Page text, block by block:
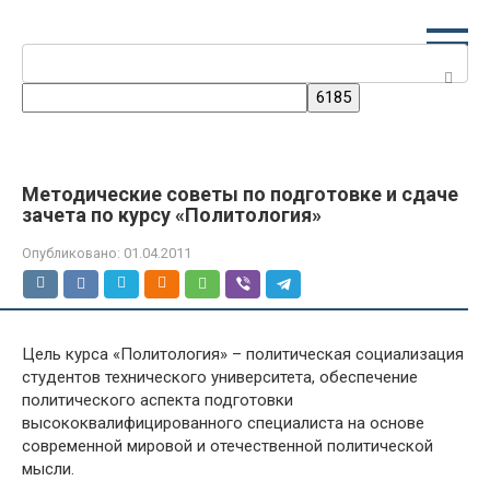
Методические советы по подготовке и сдаче
зачета по курсу «Политология»
Опубликовано: 01.04.2011
Цель курса «Политология» – политическая социализация
студентов технического университета, обеспечение
политического аспекта подготовки
высококвалифицированного специалиста на основе
современной мировой и отечественной политической
мысли.